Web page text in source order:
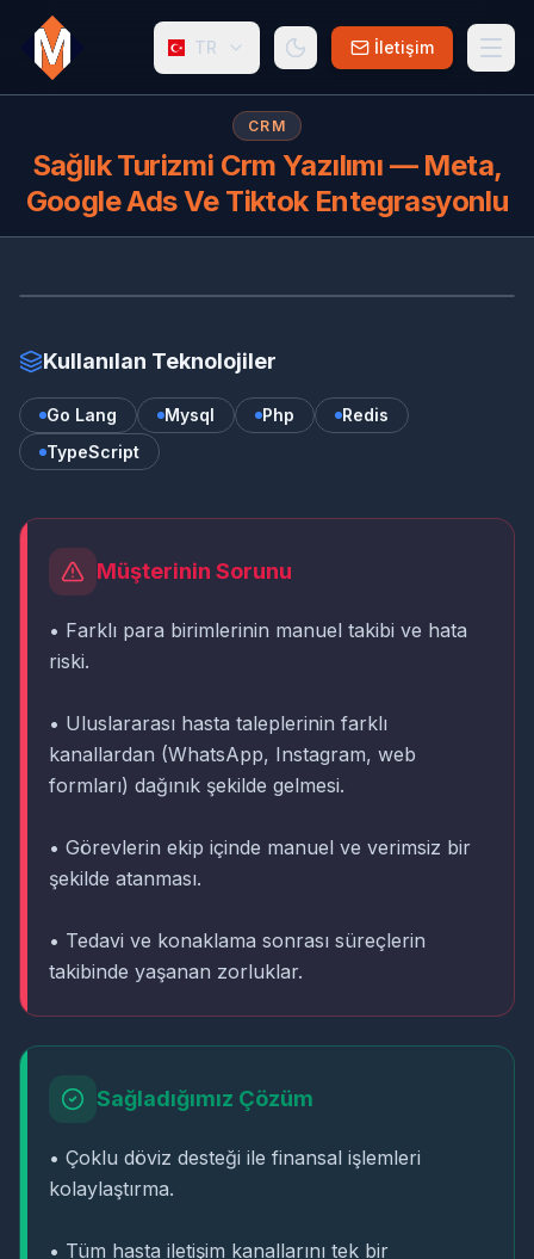
TR İletişim
CRM
Sağlık Turizmi Crm Yazılımı — Meta,
Google Ads Ve Tiktok Entegrasyonlu
SA
Kullanılan Teknolojiler
Go Lang Mysql Php
Redis
TypeScript
Müşterinin Sorunu
• Farklı para birimlerinin manuel takibi ve hata
riski.
• Uluslararası hasta taleplerinin farklı
kanallardan (WhatsApp, Instagram, web
formları) dağınık şekilde gelmesi.
• Görevlerin ekip içinde manuel ve verimsiz bir
şekilde atanması.
• Tedavi ve konaklama sonrası süreçlerin
takibinde yaşanan zorluklar.
Sağladığımız Çözüm
• Çoklu döviz desteği ile finansal işlemleri
kolaylaştırma.
• Tüm hasta iletişim kanallarını tek bir